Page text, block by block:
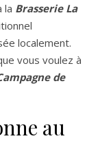
la Brasserie La
localement.
vous voulez à
de
au